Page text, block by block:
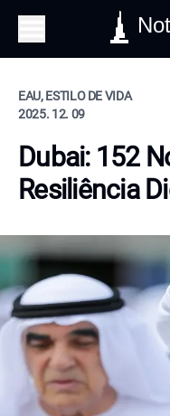
EAU, ESTILO DE VIDA
2025. 12. 09
Dubai: 152
Resiliência